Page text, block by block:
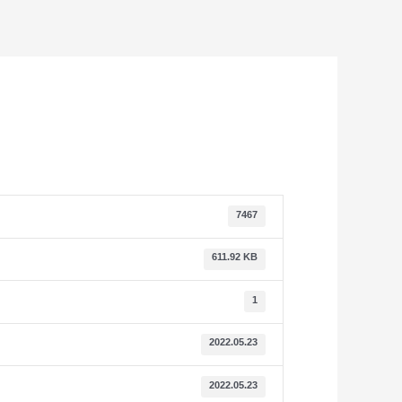
7467
611.92 KB
1
2022.05.23
2022.05.23